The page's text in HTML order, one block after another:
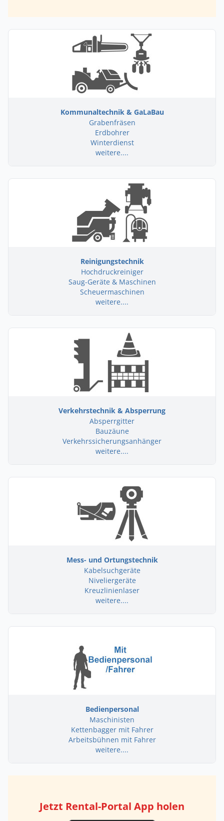
Kommunaltechnik & GaLaBau
Grabenfräsen
Erdbohrer
Winterdienst
weitere....
Reinigungstechnik
Hochdruckreiniger
Saug-Geräte & Maschinen
Scheuermaschinen
weitere....
Verkehrstechnik & Absperrung
Absperrgitter
Bauzäune
Verkehrssicherungsanhänger
weitere....
Mess- und Ortungstechnik
Kabelsuchgeräte
Niveliergeräte
Kreuzlinienlaser
weitere....
Bedienpersonal
Maschinisten
Kettenbagger mit Fahrer
Arbeitsbühnen mit Fahrer
weitere....
Jetzt Rental-Portal App holen